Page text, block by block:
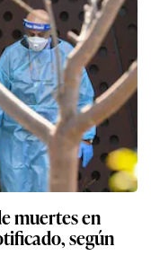
muertes en
según